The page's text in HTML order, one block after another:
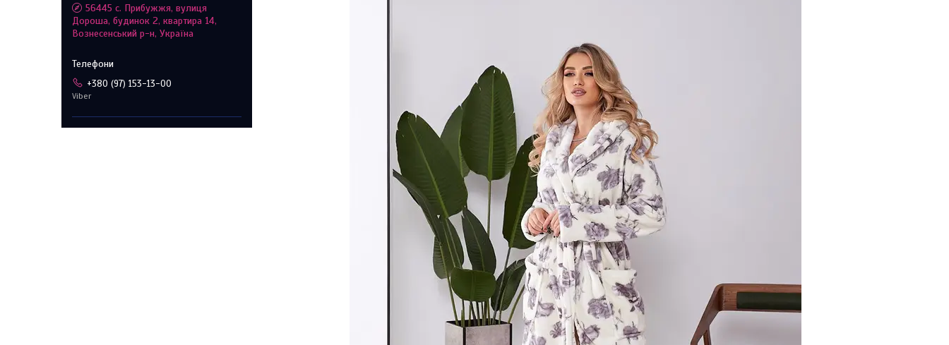
56445 с. Прибужжя, вулиця
Дороша, будинок 2, квартира 14,
Вознесенський р-н, Україна
+380 (97) 153-13-00
Viber